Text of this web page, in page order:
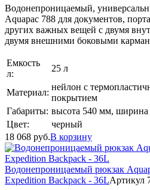
Водонепроницаемый,
Aquapac 788 для документов,
других важных вещей с двумя
двумя внешними боковыми
Емкость
л:
25 л
Материал:
нейлон с
покрытием
Габариты: высота 540 мм,
Цвет:
черный
18 068 руб.В корзину
Водонепроницаемый рюкзак
Expedition Backpack - 36LАртикул